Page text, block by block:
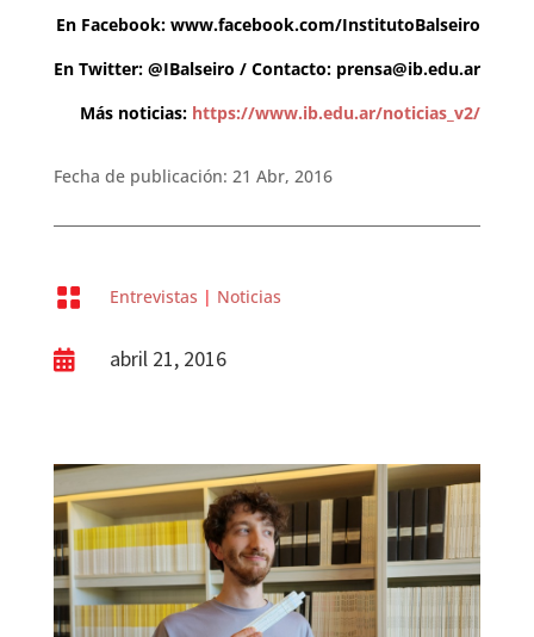
En Facebook:www.facebook.com/InstitutoBalseiro
En Twitter:@IBalseiro / Contacto: prensa@ib.edu.ar
Más noticias: https://www.ib.edu.ar/noticias_v2/
Fecha de publicación: 21 Abr, 2016
 Entrevistas | Noticias
 abril 21, 2016